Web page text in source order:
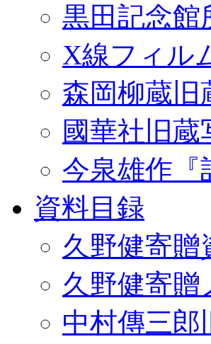
黒田記念館
X線フィル
森岡柳蔵旧
國華社旧
今泉雄作『
資料目録
久野健寄贈
久野健寄贈
中村傳三郎